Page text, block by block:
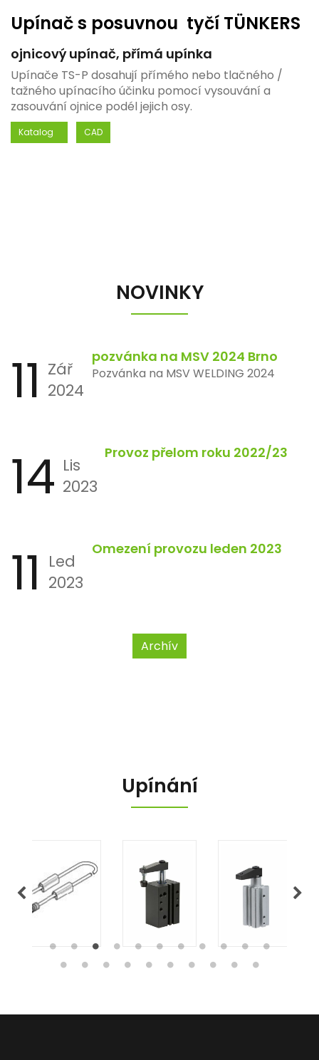
Upínač s posuvnou tyčí TÜNKERS
ojnicový upínač, přímá upínka
Upínače TS-P dosahují přímého nebo tlačného /
tažného upínacího účinku pomocí vysouvání a
zasouvání ojnice podél jejich osy.
Katalog CAD
NOVINKY
11 Zář
2024
pozvánka na MSV 2024 Brno
Pozvánka na MSV WELDING 2024
14 Lis
2023
Provoz přelom roku 2022/23
11
Led
2023
Omezení provozu leden 2023
Archív
Upínání